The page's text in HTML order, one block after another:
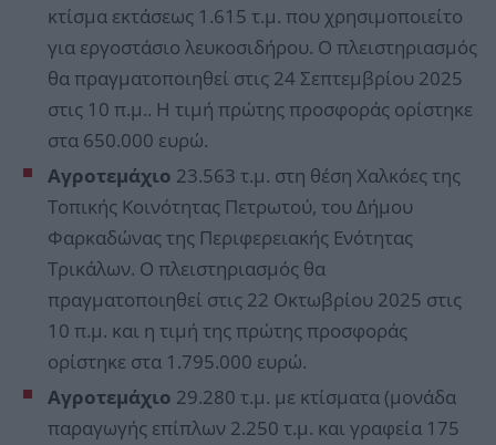
κτίσμα εκτάσεως 1.615 τ.μ. που χρησιμοποιείτο
για εργοστάσιο λευκοσιδήρου. Ο πλειστηριασμός
θα πραγματοποιηθεί στις 24 Σεπτεμβρίου 2025
στις 10 π.μ.. Η τιμή πρώτης προσφοράς ορίστηκε
στα 650.000 ευρώ.
Αγροτεμάχιο 23.563 τ.μ. στη θέση Χαλκόες της
Τοπικής Κοινότητας Πετρωτού, του Δήμου
Φαρκαδώνας της Περιφερειακής Ενότητας
Τρικάλων. Ο πλειστηριασμός θα
πραγματοποιηθεί στις 22 Οκτωβρίου 2025 στις
10 π.μ. και η τιμή της πρώτης προσφοράς
ορίστηκε στα 1.795.000 ευρώ.
Αγροτεμάχιο 29.280 τ.μ. με κτίσματα (μονάδα
παραγωγής επίπλων 2.250 τ.μ. και γραφεία 175